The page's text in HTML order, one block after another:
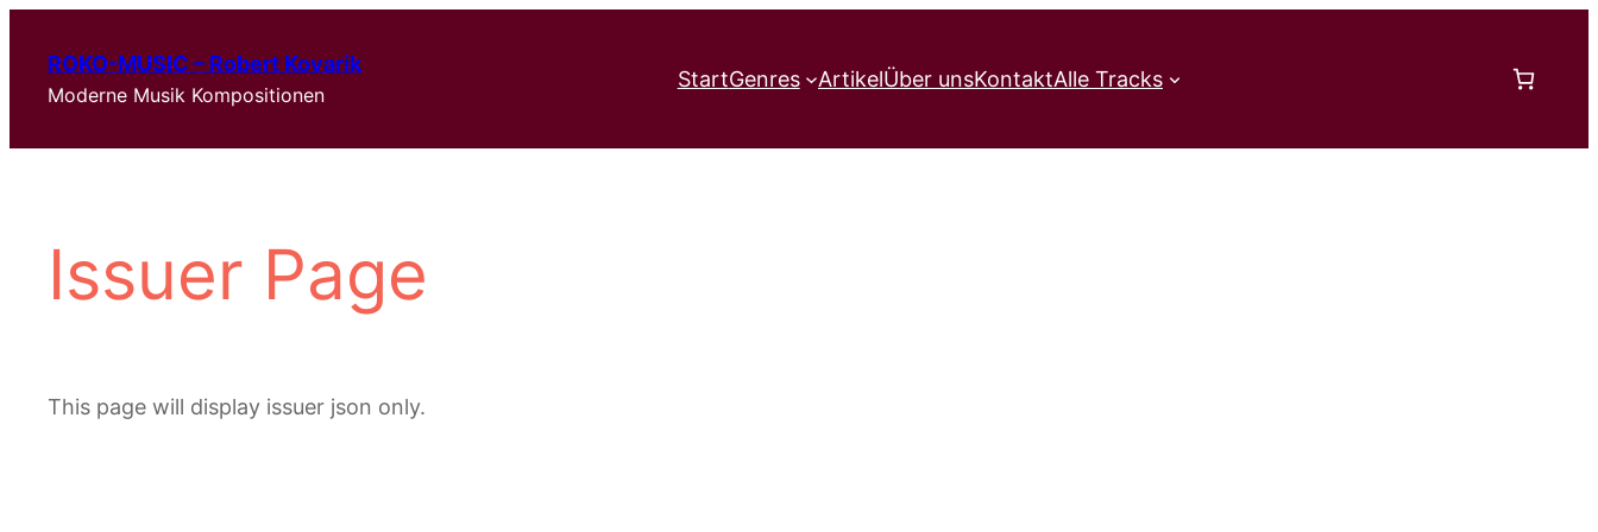
Inhalt
springen
ROKO-MUSIC – Robert Kovarik
Moderne Musik Kompositionen
StartGenres ArtikelÜber unsKontaktAlle Tracks
Issuer Page
This page will display issuer json only.